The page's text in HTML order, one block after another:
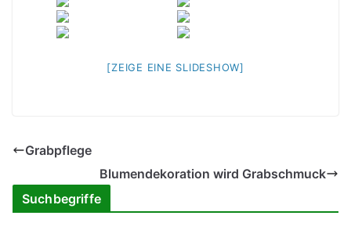
[ZEIGE EINE SLIDESHOW]
Grabpflege
Blumendekoration wird Grabschmuck
Suchbegriffe